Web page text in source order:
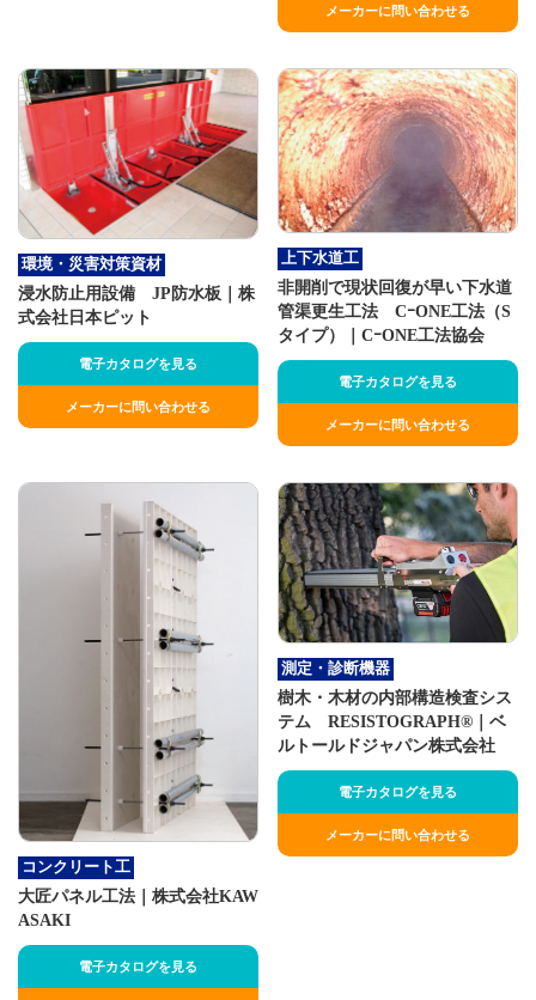
メーカーに問い合わせる
環境・災害対策資材
浸水防止用設備 JP防水板｜株
式会社日本ピット
電子カタログを見る
メーカーに問い合わせる
上下水道工
非開削で現状回復が早い下水道
管渠更生工法 CｰONE工法（S
タイプ）｜CｰONE工法協会
電子カタログを見る
メーカーに問い合わせる
コンクリート工
大匠パネル工法｜株式会社KAW
ASAKI
電子カタログを見る
測定・診断機器
樹木・木材の内部構造検査シス
テム RESISTOGRAPH®｜ベ
ルトールドジャパン株式会社
電子カタログを見る
メーカーに問い合わせる